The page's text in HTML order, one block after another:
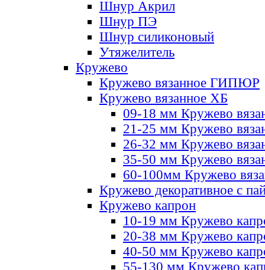
Шнур Акрил
Шнур ПЭ
Шнур силиконовый
Утяжелитель
Кружево
Кружево вязанное ГИПЮР
Кружево вязанное ХБ
09-18 мм Кружево
21-25 мм Кружево
26-32 мм Кружево
35-50 мм Кружево
60-100мм Кружево
Кружево декоративное с
Кружево капрон
10-19 мм Кружево
20-38 мм Кружево
40-50 мм Кружево
55-130 мм Кружево